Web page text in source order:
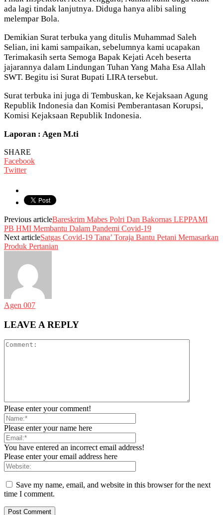
ada lagi tindak lanjutnya. Diduga hanya alibi saling
melempar Bola.
Demikian Surat terbuka yang ditulis Muhammad Saleh
Selian, ini kami sampaikan, sebelumnya kami ucapakan
Terimakasih serta Semoga Bapak Kejati Aceh beserta
jajarannya dalam Lindungan Tuhan Yang Maha Esa Allah
SWT. Begitu isi Surat Bupati LIRA tersebut.
Surat terbuka ini juga di Tembuskan, ke Kejaksaan Agung
Republik Indonesia dan Komisi Pemberantasan Korupsi,
Komisi Kejaksaan Republik Indonesia.
Laporan : Agen M.ti
SHARE
Facebook
Twitter
Previous articleBareskrim Mabes Polri Dan Bakornas LEPPAMI
PB HMI Membantu Dalam Pandemi Covid-19
Next articleSatgas Covid-19 Tana’ Toraja Bantu Petani Memasarkan
Produk Pertanian
Agen 007
LEAVE A REPLY
Please enter your comment!
Please enter your name here
You have entered an incorrect email address!
Please enter your email address here
Save my name, email, and website in this browser for the next
time I comment.